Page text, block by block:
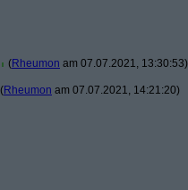
(Rheumon am 07.07.2021, 13:30:53)
(Rheumon am 07.07.2021, 14:21:20)